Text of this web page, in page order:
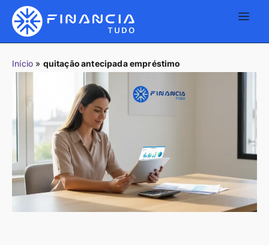
Início » quitação antecipada empréstimo